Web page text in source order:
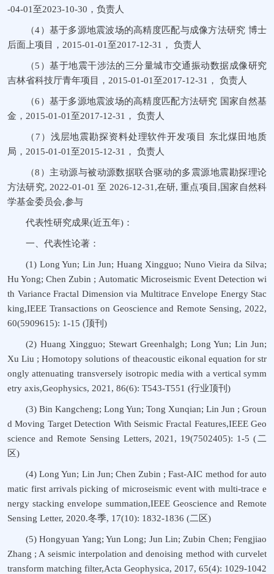
-04-01至2023-10-30，负责人
（4）基于多源地震波场的高精度匹配与成像方法研究 博士
后面上项目，2015-01-01至2017-12-31， 负责人
（5）基于地震干涉法的三分量城市交通振动数据成像研究
吉林省科技厅青年项目，2015-01-01至2017-12-31， 负责人
（6）基于多源地震波场的高精度匹配方法研究 国家自然基
金，2015-01-01至2017-12-31， 负责人
（7）浅层地震勘探资料处理软件开发项目 东北煤田地质
局，2015-01-01至2015-12-31， 负责人
（8）主动源与被动源数据联合驱动的多震源地震勘探理论
方法研究, 2022-01-01 至 2026-12-31,在研, 重点项目,国家自然科
学基金委员会,参与
代表性研究成果(近五年)：
一、代表性论著：
(1) Long Yun; Lin Jun; Huang Xingguo; Nuno Vieira da Silva;
Hu Yong; Chen Zubin ; Automatic Microseismic Event Detection wi
th Variance Fractal Dimension via Multitrace Envelope Energy Stac
king,IEEE Transactions on Geoscience and Remote Sensing, 2022,
60(5909615): 1-15 (顶刊)
(2) Huang Xingguo; Stewart Greenhalgh; Long Yun; Lin Jun;
Xu Liu ; Homotopy solutions of theacoustic eikonal equation for str
ongly attenuating transversely isotropic media with a vertical symm
etry axis,Geophysics, 2021, 86(6): T543-T551 (行业顶刊)
(3) Bin Kangcheng; Long Yun; Tong Xunqian; Lin Jun ; Groun
d Moving Target Detection With Seismic Fractal Features,IEEE Geo
science and Remote Sensing Letters, 2021, 19(7502405): 1-5 (二
区)
(4) Long Yun; Lin Jun; Chen Zubin ; Fast-AIC method for auto
matic first arrivals picking of microseismic event with multi-trace e
nergy stacking envelope summation,IEEE Geoscience and Remote
Sensing Letter, 2020.冬季, 17(10): 1832-1836 (二区)
(5) Hongyuan Yang; Yun Long; Jun Lin; Zubin Chen; Fengjiao
Zhang ; A seismic interpolation and denoising method with curvelet
transform matching filter,Acta Geophysica, 2017, 65(4): 1029-1042